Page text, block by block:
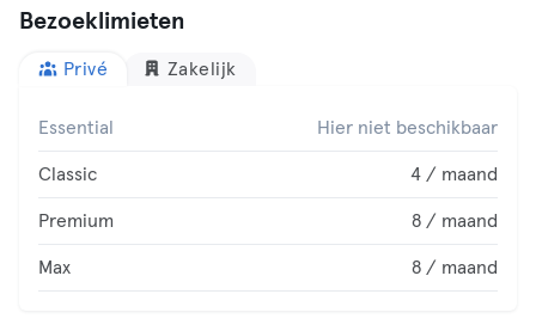
Bezoeklimieten
Privé Zakelijk
Essential Hier niet beschikbaar
Classic 4 / maand
Premium 8 / maand
Max 8 / maand